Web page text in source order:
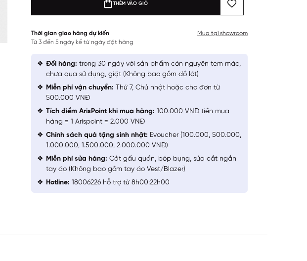
THÊM VÀO GIỎ
Thời gian giao hàng dự kiến
Từ 3 đến 5 ngày kể từ ngày đặt hàng
Mua tại showroom
Đổi hàng: trong 30 ngày với sản phẩm còn nguyên tem mác,
chưa qua sử dụng, giặt (Không bao gồm đồ lót)
Miễn phí vận chuyển: Thứ 7, Chủ nhật hoặc cho đơn từ
500.000 VNĐ
Tích điểm ArisPoint khi mua hàng: 100.000 VNĐ tiền mua
hàng = 1 Arispoint = 2.000 VNĐ
Chính sách quà tặng sinh nhật: Evoucher (100.000, 500.000,
1.000.000, 1.500.000, 2.000.000 VNĐ)
Miễn phí sửa hàng: Cắt gấu quần, bóp bụng, sửa cắt ngắn
tay áo (Không bao gồm tay áo Vest/Blazer)
Hotline: 18006226 hỗ trợ từ 8h00:22h00